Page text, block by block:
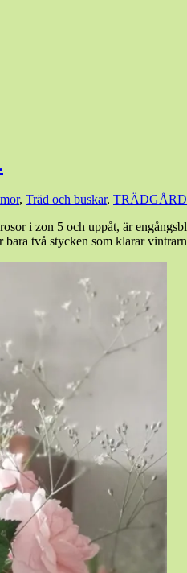
, Träd och buskar,
i zon 5 och uppåt, är
två stycken som klarar